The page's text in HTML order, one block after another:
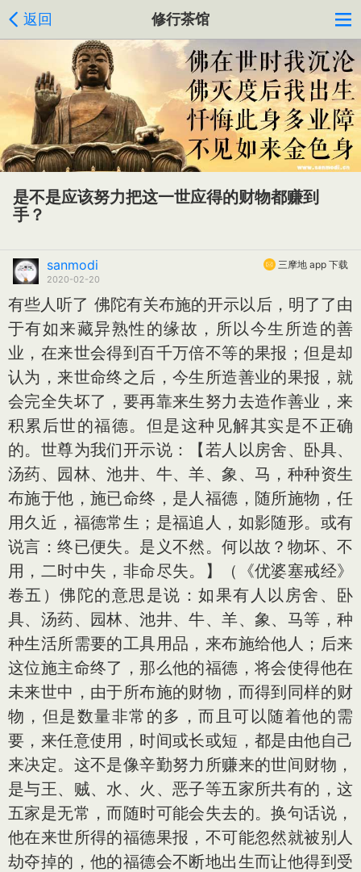
返回 修行茶馆
是不是应该努力把这一世应得的财物都赚到
手？
三摩地 app 下载
sanmodi
2020-02-20
有些人听了 佛陀有关布施的开示以后，明了了由
于有如来藏异熟性的缘故，所以今生所造的善
业，在来世会得到百千万倍不等的果报；但是却
认为，来世命终之后，今生所造善业的果报，就
会完全失坏了，要再靠来生努力去造作善业，来
积累后世的福德。但是这种见解其实是不正确
的。世尊为我们开示说：【若人以房舍、卧具、
汤药、园林、池井、牛、羊、象、马，种种资生
布施于他，施已命终，是人福德，随所施物，任
用久近，福德常生；是福追人，如影随形。或有
说言：终已便失。是义不然。何以故？物坏、不
用，二时中失，非命尽失。】（《优婆塞戒经》
卷五）佛陀的意思是说：如果有人以房舍、卧
具、汤药、园林、池井、牛、羊、象、马等，种
种生活所需要的工具用品，来布施给他人；后来
这位施主命终了，那么他的福德，将会使得他在
未来世中，由于所布施的财物，而得到同样的财
物，但是数量非常的多，而且可以随着他的需
要，来任意使用，时间或长或短，都是由他自己
来决定。这不是像辛勤努力所赚来的世间财物，
是与王、贼、水、火、恶子等五家所共有的，这
五家是无常，而随时可能会失去的。换句话说，
他在来世所得的福德果报，不可能忽然就被别人
劫夺掉的，他的福德会不断地出生而让他得到受